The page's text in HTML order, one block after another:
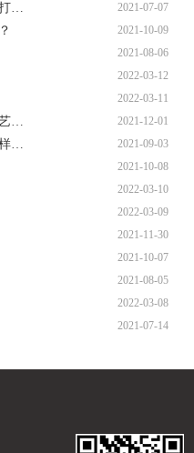
打… 2021-07-07
2021-10-09
2021-08-06
2022-03-12
2022-03-11
艺… 2021-12-01
样… 2021-09-03
2021-10-08
2022-03-10
2022-03-09
2021-11-30
2021-10-07
2021-08-05
2022-03-08
2021-07-14